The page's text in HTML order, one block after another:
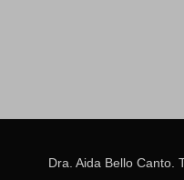
Dra. Aida Bello Canto.